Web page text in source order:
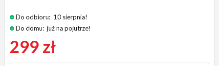
Do odbioru: 10 sierpnia!
Do domu: już na pojutrze!
299 zł